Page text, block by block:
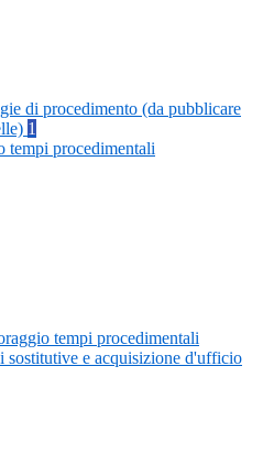
di procedimento (da pubblicare
1
tempi procedimentali
tempi procedimentali
sostitutive e acquisizione d'ufficio